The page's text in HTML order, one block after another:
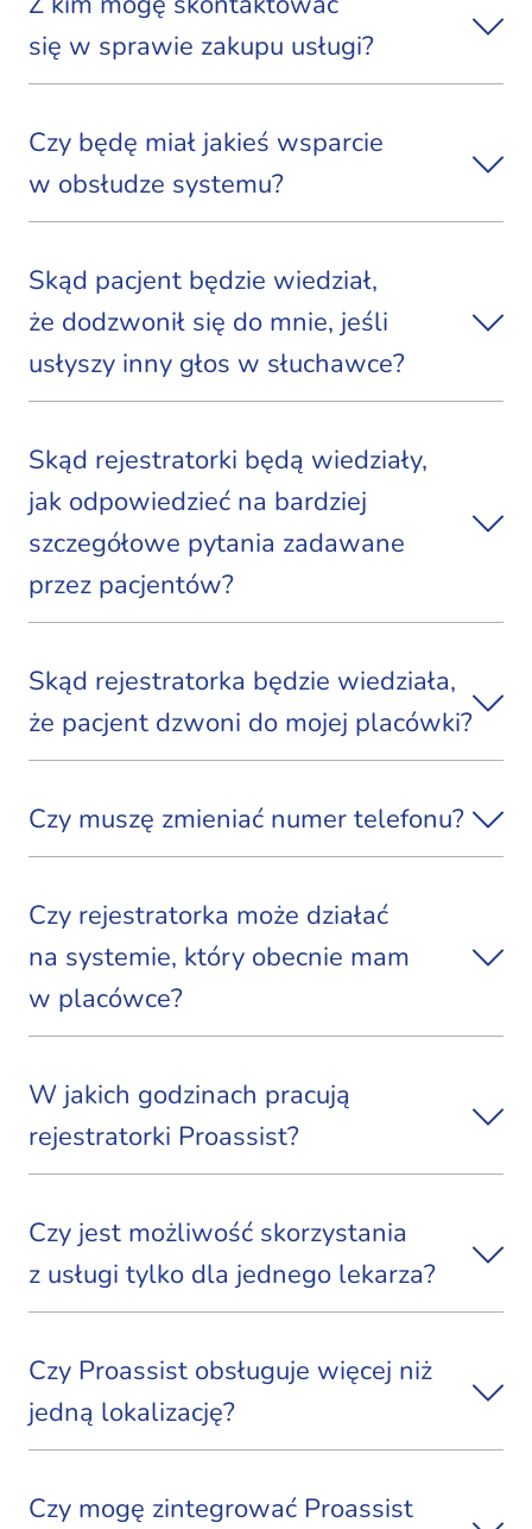
się w sprawie zakupu usługi?
Czy będę miał jakieś wsparcie
w obsłudze systemu?
Skąd pacjent będzie wiedział,
że dodzwonił się do mnie, jeśli
usłyszy inny głos w słuchawce?
Skąd rejestratorki będą wiedziały,
jak odpowiedzieć na bardziej
szczegółowe pytania zadawane
przez pacjentów?
Skąd rejestratorka będzie wiedziała,
że pacjent dzwoni do mojej placówki?
Czy muszę zmieniać numer telefonu?
Czy rejestratorka może działać
na systemie, który obecnie mam
w placówce?
W jakich godzinach pracują
rejestratorki Proassist?
Czy jest możliwość skorzystania
z usługi tylko dla jednego lekarza?
Czy Proassist obsługuje więcej niż
jedną lokalizację?
Czy mogę zintegrować Proassist